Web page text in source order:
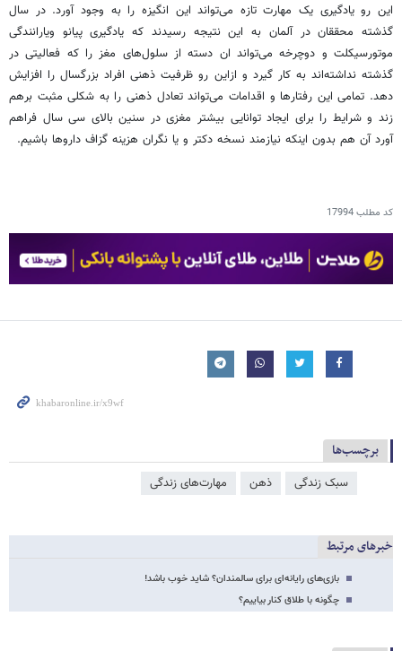
این رو یادگیری یک مهارت تازه می‌تواند این انگیزه را به وجود آورد. در سال
گذشته محققان در آلمان به این نتیجه رسیدند که یادگیری پیانو ویارانندگی
موتورسیکلت و دوچرخه می‌تواند ان دسته از سلول‌های مغز را که فعالیتی در
گذشته نداشته‌اند به کار گیرد و ازاین رو ظرفیت ذهنی افراد بزرگسال را افزایش
دهد. تمامی این رفتارها و اقدامات می‌تواند تعادل ذهنی را به شکلی مثبت برهم
زند و شرایط را برای ایجاد توانایی بیشتر مغزی در سنین بالای سی سال فراهم
آورد آن هم بدون اینکه نیازمند نسخه دکتر و یا نگران هزینه گزاف داروها باشیم.
کد مطلب17994
برچسب‌ها
سبک زندگی ذهن مهارت‌های زندگی
خبرهای مرتبط
بازی‌های رایانه‌ای برای سالمندان؟ شاید خوب باشد!
چگونه با طلاق کنار بیاییم؟